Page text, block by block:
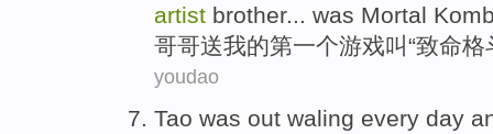
artist brother... was Mortal
哥哥送我的第一个游戏叫“致命格
youdao
Tao was out waling every day